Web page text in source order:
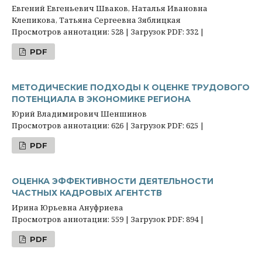
Евгений Евгеньевич Шваков, Наталья Ивановна
Клепикова, Татьяна Сергеевна Зяблицкая
Просмотров аннотации: 528 | Загрузок PDF: 332 |
PDF
МЕТОДИЧЕСКИЕ ПОДХОДЫ К ОЦЕНКЕ ТРУДОВОГО
ПОТЕНЦИАЛА В ЭКОНОМИКЕ РЕГИОНА
Юрий Владимирович Шеншинов
Просмотров аннотации: 626 | Загрузок PDF: 625 |
PDF
ОЦЕНКА ЭФФЕКТИВНОСТИ ДЕЯТЕЛЬНОСТИ
ЧАСТНЫХ КАДРОВЫХ АГЕНТСТВ
Ирина Юрьевна Ануфриева
Просмотров аннотации: 559 | Загрузок PDF: 894 |
PDF